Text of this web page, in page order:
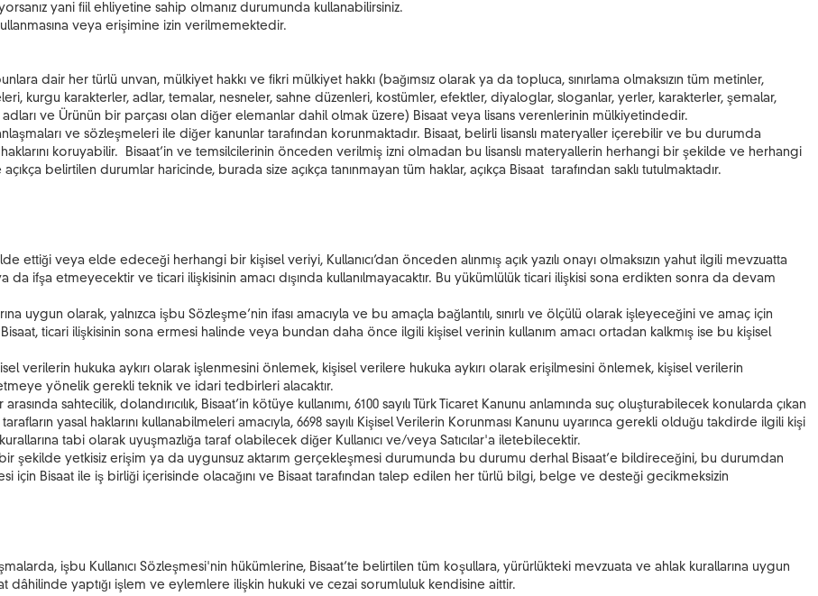
yani fiil ehliyetine sahip olmanız durumunda kullanabilirsiniz.
veya erişimine izin verilmemektedir.
dair her türlü unvan, mülkiyet hakkı ve fikri mülkiyet hakkı (bağımsız olarak ya da topluca, sınırlama olmaksızın tüm metinler,
kurgu karakterler, adlar, temalar, nesneler, sahne düzenleri, kostümler, efektler, diyaloglar, sloganlar, yerler, karakterler, şemalar,
ve Ürünün bir parçası olan diğer elemanlar dahil olmak üzere) Bisaat veya lisans verenlerinin mülkiyetindedir.
ve sözleşmeleri ile diğer kanunlar tarafından korunmaktadır. Bisaat, belirli lisanslı materyaller içerebilir ve bu durumda
koruyabilir. Bisaat’in ve temsilcilerinin önceden verilmiş izni olmadan bu lisanslı materyallerin herhangi bir şekilde ve herhangi
belirtilen durumlar haricinde, burada size açıkça tanınmayan tüm haklar, açıkça Bisaat tarafından saklı tutulmaktadır.
ettiği veya elde edeceği herhangi bir kişisel veriyi, Kullanıcı’dan önceden alınmış açık yazılı onayı olmaksızın yahut ilgili mevzuatta
da ifşa etmeyecektir ve ticari ilişkisinin amacı dışında kullanılmayacaktır. Bu yükümlülük ticari ilişkisi sona erdikten sonra da devam
uygun olarak, yalnızca işbu Sözleşme’nin ifası amacıyla ve bu amaçla bağlantılı, sınırlı ve ölçülü olarak işleyeceğini ve amaç için
ticari ilişkisinin sona ermesi halinde veya bundan daha önce ilgili kişisel verinin kullanım amacı ortadan kalkmış ise bu kişisel
verilerin hukuka aykırı olarak işlenmesini önlemek, kişisel verilere hukuka aykırı olarak erişilmesini önlemek, kişisel verilerin
yönelik gerekli teknik ve idari tedbirleri alacaktır.
sahtecilik, dolandırıcılık, Bisaat’in kötüye kullanımı, 6100 sayılı Türk Ticaret Kanunu anlamında suç oluşturabilecek konularda çıkan
yasal haklarını kullanabilmeleri amacıyla, 6698 sayılı Kişisel Verilerin Korunması Kanunu uyarınca gerekli olduğu takdirde ilgili kişi
tabi olarak uyuşmazlığa taraf olabilecek diğer Kullanıcı ve/veya Satıcılar'a iletebilecektir.
bir şekilde yetkisiz erişim ya da uygunsuz aktarım gerçekleşmesi durumunda bu durumu derhal Bisaat’e bildireceğini, bu durumdan
için Bisaat ile iş birliği içerisinde olacağını ve Bisaat tarafından talep edilen her türlü bilgi, belge ve desteği gecikmeksizin
işbu Kullanıcı Sözleşmesi'nin hükümlerine, Bisaat’te belirtilen tüm koşullara, yürürlükteki mevzuata ve ahlak kurallarına uygun
dâhilinde yaptığı işlem ve eylemlere ilişkin hukuki ve cezai sorumluluk kendisine aittir.